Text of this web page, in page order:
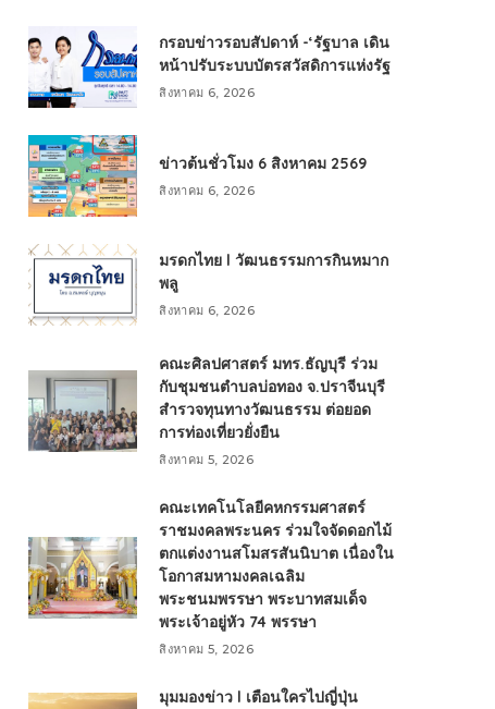
กรอบข่าวรอบสัปดาห์ -‘รัฐบาล เดิน
หน้าปรับระบบบัตรสวัสดิการแห่งรัฐ
สิงหาคม 6, 2026
ข่าวต้นชั่วโมง 6 สิงหาคม 2569
สิงหาคม 6, 2026
มรดกไทย l วัฒนธรรมการกินหมาก
พลู
สิงหาคม 6, 2026
คณะศิลปศาสตร์ มทร.ธัญบุรี ร่วม
กับชุมชนตำบลบ่อทอง จ.ปราจีนบุรี
สำรวจทุนทางวัฒนธรรม ต่อยอด
การท่องเที่ยวยั่งยืน
สิงหาคม 5, 2026
คณะเทคโนโลยีคหกรรมศาสตร์
ราชมงคลพระนคร ร่วมใจจัดดอกไม้
ตกแต่งงานสโมสรสันนิบาต เนื่องใน
โอกาสมหามงคลเฉลิม
พระชนมพรรษา พระบาทสมเด็จ
พระเจ้าอยู่หัว 74 พรรษา
สิงหาคม 5, 2026
มุมมองข่าว l เตือนใครไปญี่ปุ่น